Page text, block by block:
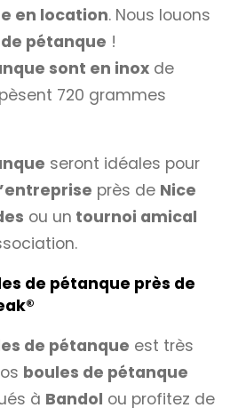
en location. Nous louons
pétanque !
sont en inox de
720 grammes
seront idéales pour
près de Nice
ou un tournoi amical
de pétanque près de
de pétanque est très
boules de pétanque
à Bandol ou profitez de